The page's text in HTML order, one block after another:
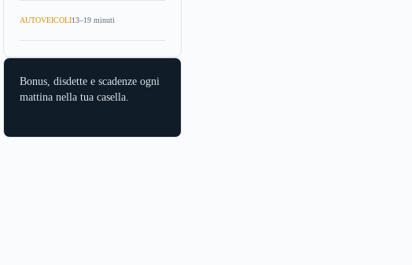
AUTOVEICOLI13–19 minuti
Bonus, disdette e scadenze ogni
mattina nella tua casella.